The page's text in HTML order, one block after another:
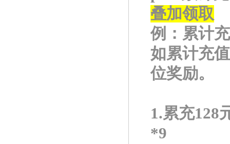
叠加领取
例：累计
如累计充
位奖励。
1.累充128
*9